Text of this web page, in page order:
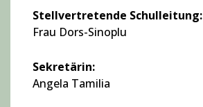
Stellvertretende Schulleitung:
Frau Dors-Sinoplu
Sekretärin:
Angela Tamilia